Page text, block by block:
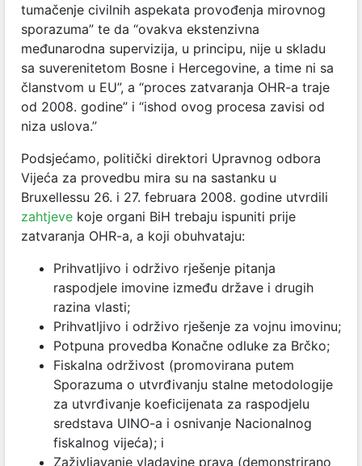
tumačenje civilnih aspekata provođenja mirovnog
sporazuma” te da “ovakva ekstenzivna
međunarodna supervizija, u principu, nije u skladu
sa suverenitetom Bosne i Hercegovine, a time ni sa
članstvom u EU”, a “proces zatvaranja OHR-a traje
od 2008. godine” i “ishod ovog procesa zavisi od
niza uslova.”
Podsjećamo, politički direktori Upravnog odbora
Vijeća za provedbu mira su na sastanku u
Bruxellessu 26. i 27. februara 2008. godine utvrdili
zahtjeve koje organi BiH trebaju ispuniti prije
zatvaranja OHR-a, a koji obuhvataju:
Prihvatljivo i održivo rješenje pitanja
raspodjele imovine između države i drugih
razina vlasti;
Prihvatljivo i održivo rješenje za vojnu imovinu;
Potpuna provedba Konačne odluke za Brčko;
Fiskalna održivost (promovirana putem
Sporazuma o utvrđivanju stalne metodologije
za utvrđivanje koeficijenata za raspodjelu
sredstava UINO-a i osnivanje Nacionalnog
fiskalnog vijeća); i
Zaživljavanje vladavine prava (demonstrirano